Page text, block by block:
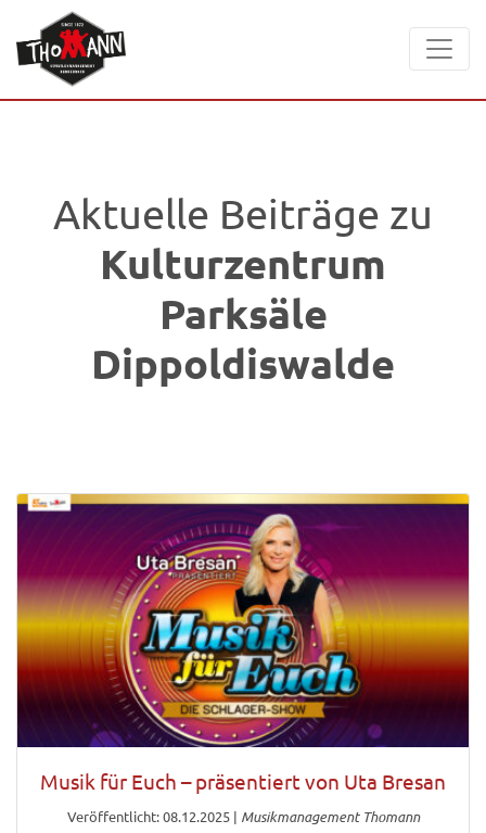
Aktuelle Beiträge zu
Kulturzentrum
Parksäle
Dippoldiswalde
Musik für Euch – präsentiert von Uta Bresan
Veröffentlicht: 08.12.2025| Musikmanagement Thomann